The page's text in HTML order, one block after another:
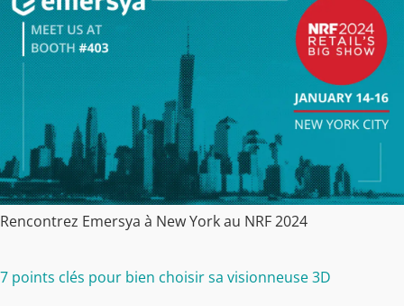
Rencontrez Emersya à New York au NRF 2024
7 points clés pour bien choisir sa visionneuse 3D